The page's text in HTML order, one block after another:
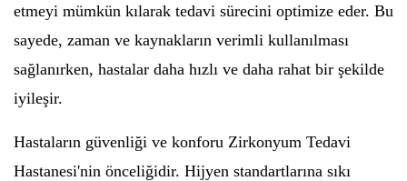
etmeyi mümkün kılarak tedavi sürecini optimize eder. Bu
sayede, zaman ve kaynakların verimli kullanılması
sağlanırken, hastalar daha hızlı ve daha rahat bir şekilde
iyileşir.
Hastaların güvenliği ve konforu Zirkonyum Tedavi
Hastanesi'nin önceliğidir. Hijyen standartlarına sıkı